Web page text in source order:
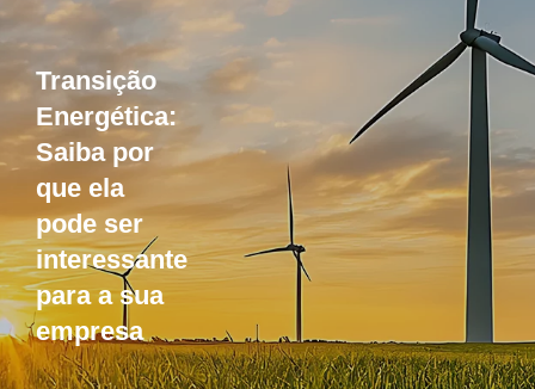
Transição
Energética:
Saiba por
que ela
pode ser
interessante
para a sua
empresa